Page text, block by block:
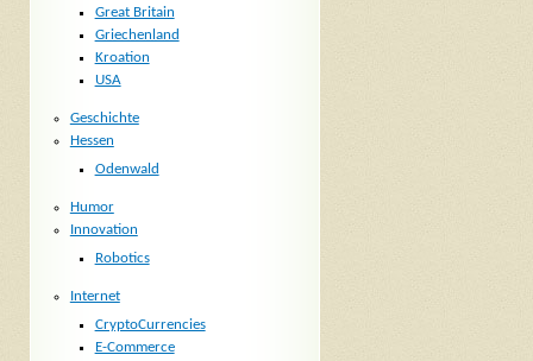
Great Britain
Griechenland
Kroation
USA
Geschichte
Hessen
Odenwald
Humor
Innovation
Robotics
Internet
CryptoCurrencies
E-Commerce